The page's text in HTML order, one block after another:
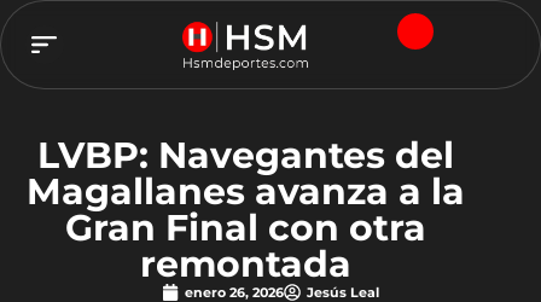
LVBP: Navegantes del
Magallanes avanza a la
Gran Final con otra
remontada
enero 26, 2026 Jesús Leal